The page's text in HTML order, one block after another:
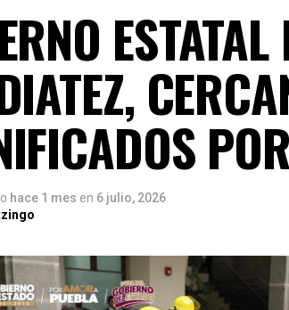
hace 1 mes en 6 julio, 2026